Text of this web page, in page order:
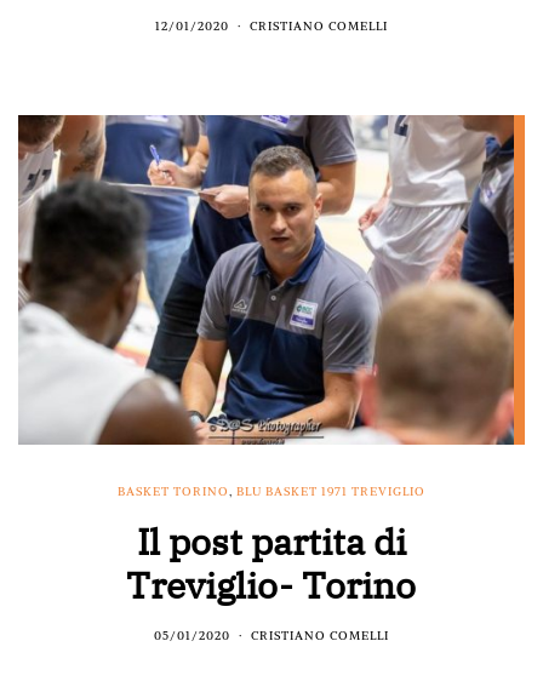
12/01/2020 CRISTIANO COMELLI
BASKET TORINO, BLU BASKET 1971 TREVIGLIO
Il post partita di
Treviglio- Torino
05/01/2020 CRISTIANO COMELLI